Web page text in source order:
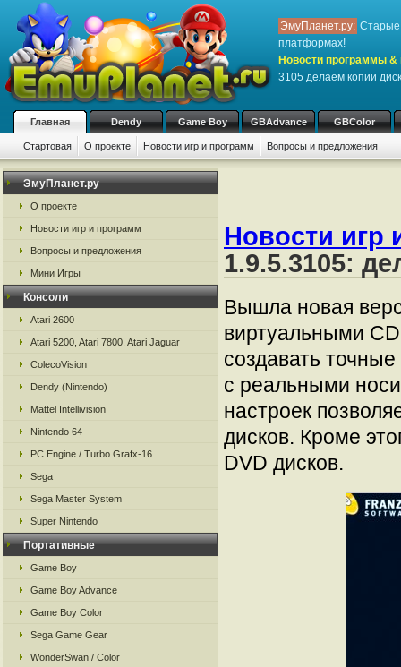
ЭмуПланет.ру: Старые
платформах!
Новости программы &
3105 делаем копии
Главная Dendy Game Boy GBAdvance GBColor
Стартовая О проекте Новости игр и программ Вопросы и предложения
ЭмуПланет.ру
О проекте
Новости игр и программ
Вопросы и предложения
Мини Игры
Консоли
Atari 2600
Atari 5200, Atari 7800, Atari Jaguar
ColecoVision
Dendy (Nintendo)
Mattel Intellivision
Nintendo 64
PC Engine / Turbo Grafx-16
Sega
Sega Master System
Super Nintendo
Портативные
Game Boy
Game Boy Advance
Game Boy Color
Sega Game Gear
WonderSwan / Color
Новости игр
1.9.5.3105:
Вышла новая
виртуальными
создавать
с реальными
настроек
дисков. Кроме
DVD дисков.